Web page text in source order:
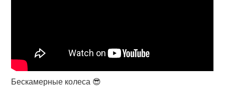
Бескамерные колеса 😎